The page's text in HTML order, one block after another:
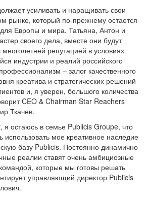
усиливать и наращивать свои
рынке, который по-прежнему остается
Европы и мира. Татьяна, Антон и
своего дела, вместе они будут
многолетней репутацией в условиях
индустрии и реалий российского
– залог качественного
креатива и стратегических решений
и, я уверен, большого количества
CEO & Chairman Star Reachers
Ткачев.
я остаюсь в семье Publicis Groupe, что
использовать мое креативное наследие
базу Publicis. Постоянно динамично
реалии ставят очень амбициозные
которые мы готовы решать
управляющий директор Publicis